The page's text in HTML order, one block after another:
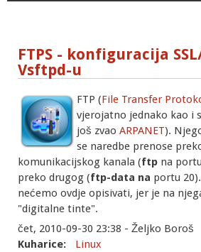
FTPS - konfiguracija
Vsftpd-u
FTP (File Transfer
vjerojatno jednako kao i
još zvao ARPANET).
se naredbe prenose
komunikacijskog kanala (ftp na
preko drugog (ftp-data na portu
nećemo ovdje opisivati, jer je na
"digitalne tinte".
čet, 2010-09-30 23:38 - Željko Boroš
Kuharice:
Linux